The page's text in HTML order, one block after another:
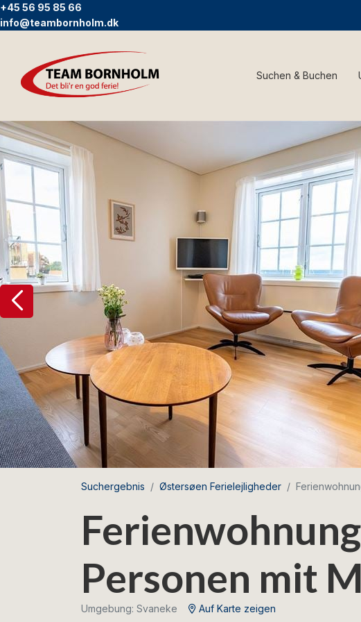
+45 56 95 85 66
info@teambornholm.dk
Suchen & Buchen
Suchergebnis Østersøen Ferielejligheder
Personen mit
Umgebung: Svaneke Auf Karte zeigen